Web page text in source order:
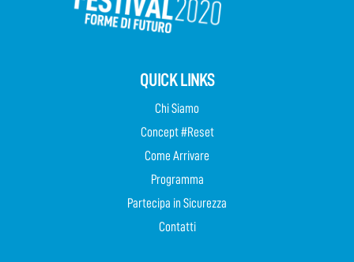
QUICK LINKS
Chi Siamo
Concept #Reset
Come Arrivare
Programma
Partecipa in Sicurezza
Contatti